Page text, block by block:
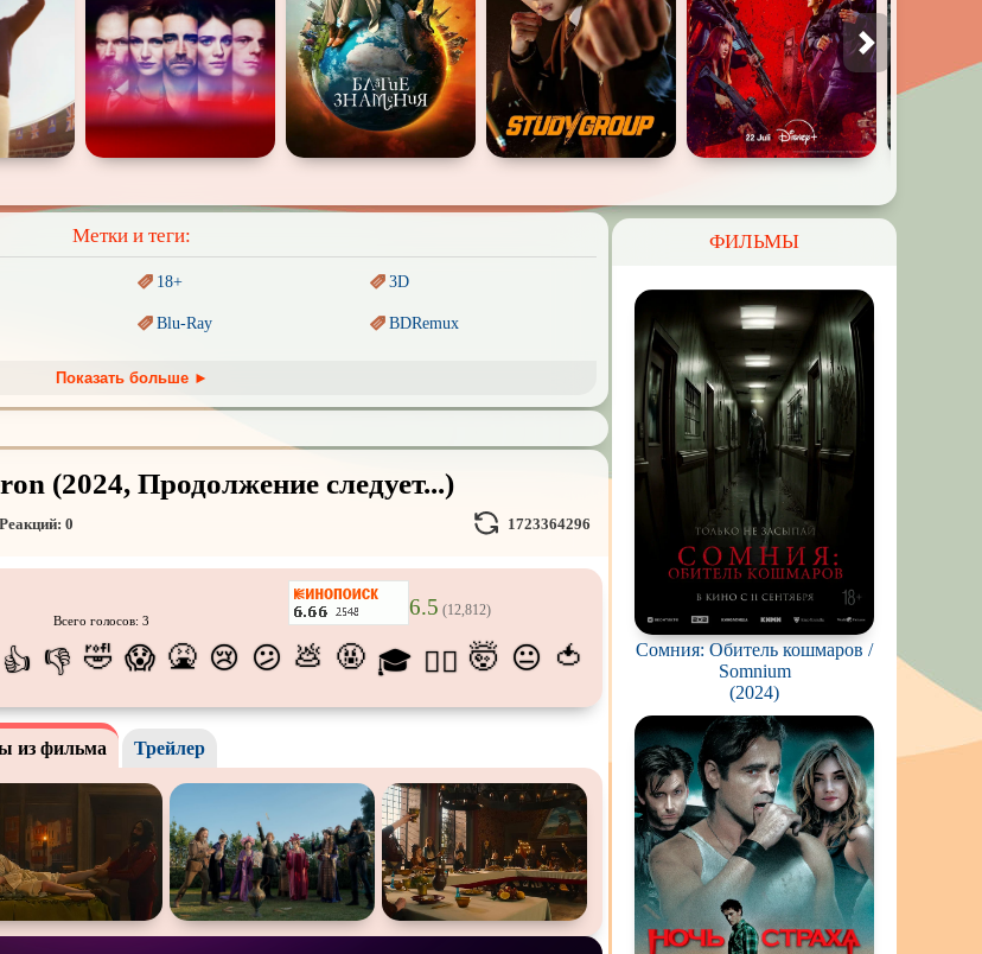
Метки и теги:
18+ 3D
Blu-Ray BDRemux
Аниме Антиутопия
Дорамы Индийское кино
Комикс Маги и Волшебники
Параллельные миры
Кураж-Бамбей Пеплум
Про акул
Про богов Про вампиров
Про выживание Про гангстеров
Про динозавров
Про инопланетян
Про корабли и подводные
лодки
Про маньяков исерийных
убийц
Про мафию
Про подростков Про путешествияво
времени
Показать больше ►
(2024, Продолжение следует...)
Реакций: 0 1723364296
Всего голосов: 3
6.5 (12,812)
👍 👎 🤣 😱 🤮 😢 😕 💩 🤬 🎓 😵‍💫 🤯 😐 🍅
из фильма Трейлер
ФИЛЬМЫ
Сомния: Обитель кошмаров /
Somnium
(2024)